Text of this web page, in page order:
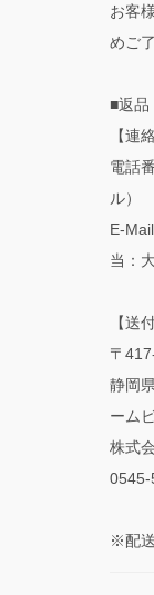
お客
めご
■返品
【連
電話
ル）
E-
当：
【送
〒
静岡
ーム
株式
0545-
※配